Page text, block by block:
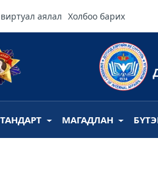
аялал Холбоо барих
МАГАДЛАН